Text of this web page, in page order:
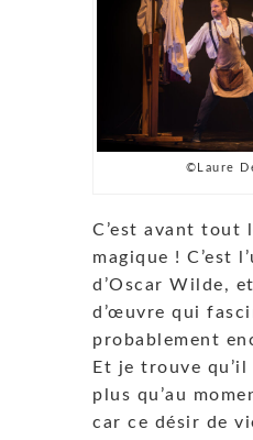
©Laure
C’est avant tout
magique ! C’est
d’Oscar Wilde,
d’œuvre qui
probablement
Et je trouve
plus qu’au
car ce désir de